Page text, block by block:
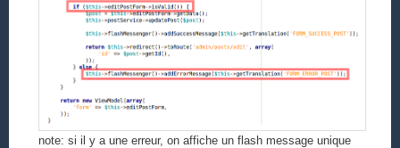
note: si il y a une erreur, on affiche un flash message unique